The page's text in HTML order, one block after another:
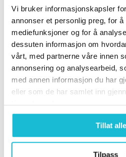
Vi bruker informasjonskapsler
annonser et personlig preg, for
mediefunksjoner og for å
dessuten informasjon om
vårt, med partnerne våre innen
annonsering og analysearbeid,
med annen informasjon du har
eller som de har samlet inn
Tillat alle
Tilpass
Hva skjer på en
førstegangskonsultasjon
hos kiropraktor i
Fetsund?
12. august 2025
førstegangskonsultasjon
Fetsund? Hva skjer på en
førstegangskonsultasjon